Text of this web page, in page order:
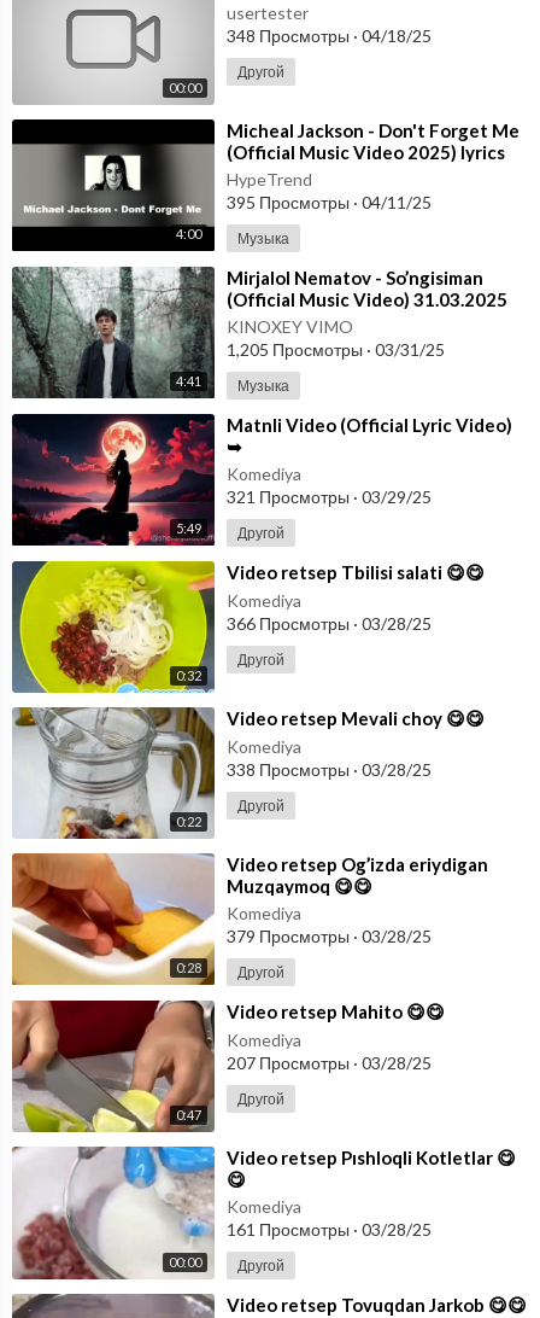
00:00
usertester
348 Просмотры · 04/18/25
Другой
4:00
⁣Micheal Jackson - Don't Forget Me
(Official Music Video 2025) lyrics
HypeTrend
395 Просмотры · 04/11/25
Музыка
4:41
⁣Mirjalol Nematov - So’ngisiman
(Official Music Video) 31.03.2025
KINOXEY VIMO
1,205 Просмотры · 03/31/25
Музыка
5:49
⁣Matnli Video (Official Lyric Video)
➥
Komediya
321 Просмотры · 03/29/25
Другой
0:32
⁣Video retsep Tbilisi salati 😋😋
Komediya
366 Просмотры · 03/28/25
Другой
0:22
⁣Video retsep Mevali choy 😋😋
Komediya
338 Просмотры · 03/28/25
Другой
0:28
⁣Video retsep Og’izda eriydigan
Muzqaymoq 😋😋
Komediya
379 Просмотры · 03/28/25
Другой
0:47
⁣Video retsep Mahito 😋😋
Komediya
207 Просмотры · 03/28/25
Другой
00:00
⁣Video retsep Pıshloqli Kotletlar 😋
😋
Komediya
161 Просмотры · 03/28/25
Другой
⁣Video retsep Tovuqdan Jarkob 😋😋